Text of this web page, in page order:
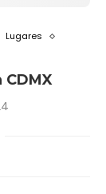
Lugares